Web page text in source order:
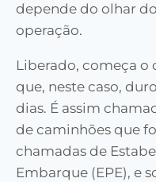
depende do olhar
operação.
Liberado, começa
que, neste caso,
dias. É assim
de caminhões que
chamadas de
Embarque (EPE), e